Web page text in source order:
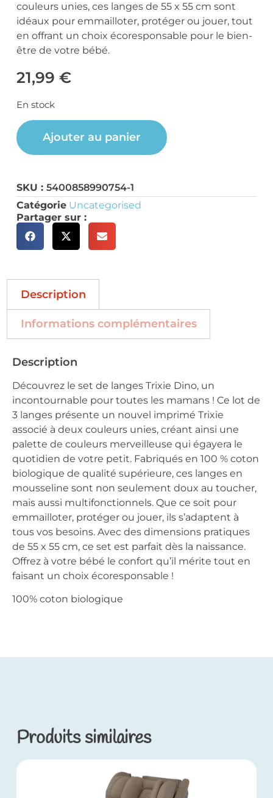
couleurs unies, ces langes de 55 x 55 cm sont
idéaux pour emmailloter, protéger ou jouer, tout
en offrant un choix écoresponsable pour le bien-
être de votre bébé.
21,99 €
En stock
Ajouter au panier
SKU : 5400858990754-1
Catégorie Uncategorised
Partager sur :
Description
Informations complémentaires
Description
Découvrez le set de langes Trixie Dino, un
incontournable pour toutes les mamans ! Ce lot de
3 langes présente un nouvel imprimé Trixie
associé à deux couleurs unies, créant ainsi une
palette de couleurs merveilleuse qui égayera le
quotidien de votre petit. Fabriqués en 100 % coton
biologique de qualité supérieure, ces langes en
mousseline sont non seulement doux au toucher,
mais aussi multifonctionnels. Que ce soit pour
emmailloter, protéger ou jouer, ils s’adaptent à
tous vos besoins. Avec des dimensions pratiques
de 55 x 55 cm, ce set est parfait dès la naissance.
Offrez à votre bébé le confort qu’il mérite tout en
faisant un choix écoresponsable !
100% coton biologique
Produits similaires